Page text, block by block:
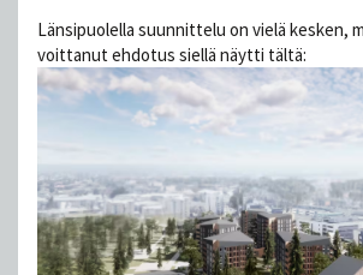
Länsipuolella suunnittelu on vielä kesken,
voittanut ehdotus siellä näytti tältä: